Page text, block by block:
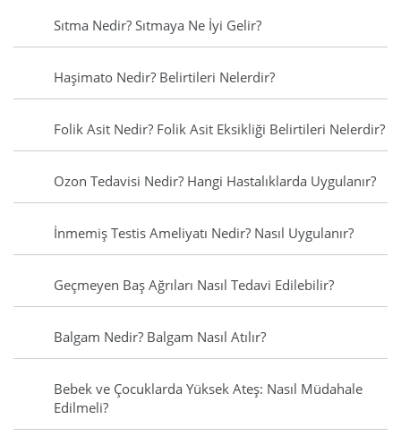
Sıtma Nedir? Sıtmaya Ne İyi Gelir?
Haşimato Nedir? Belirtileri Nelerdir?
Folik Asit Nedir? Folik Asit Eksikliği Belirtileri Nelerdir?
Ozon Tedavisi Nedir? Hangi Hastalıklarda Uygulanır?
İnmemiş Testis Ameliyatı Nedir? Nasıl Uygulanır?
Geçmeyen Baş Ağrıları Nasıl Tedavi Edilebilir?
Balgam Nedir? Balgam Nasıl Atılır?
Bebek ve Çocuklarda Yüksek Ateş: Nasıl Müdahale
Edilmeli?